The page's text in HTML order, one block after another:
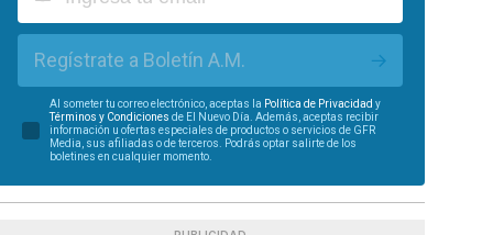
Regístrate a Boletín A.M.
Al someter tu correo electrónico, aceptas la Política de Privacidad y
Términos y Condiciones de El Nuevo Día. Además, aceptas recibir
información u ofertas especiales de productos o servicios de GFR
Media, sus afiliadas o de terceros. Podrás optar salirte de los
boletines en cualquier momento.